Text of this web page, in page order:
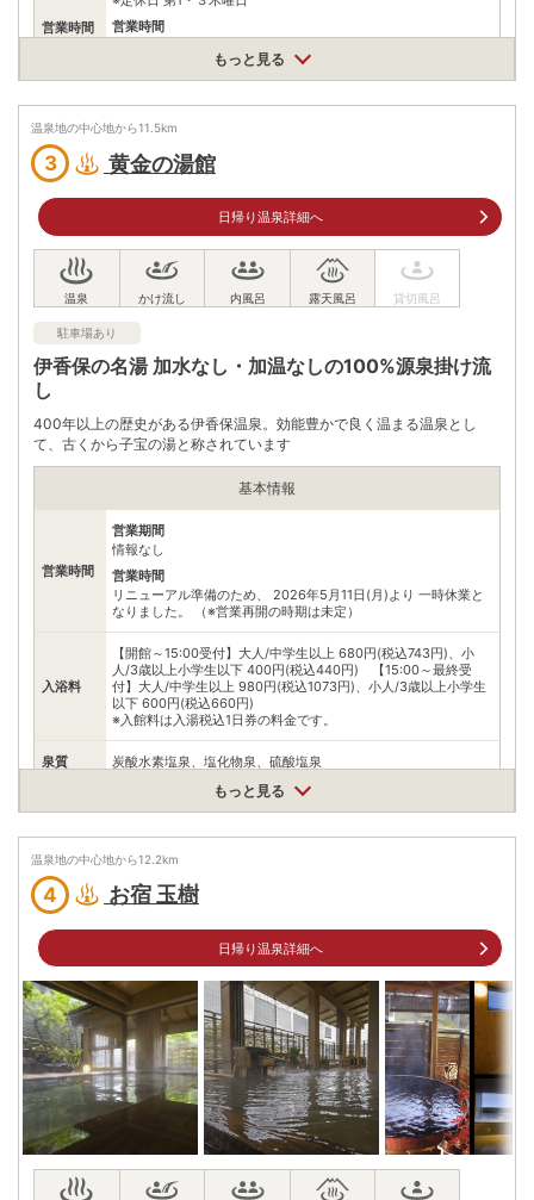
営業時間
営業時間
入浴料
大人（中学生以上） 450円 小人（小学生以下） 200円
※1歳児未満のお子様はご入浴できません。
アクセス
住所
群馬県渋川市伊香保町581
車
関越道渋川・伊香保ICから伊香保温泉方面へ約30分
JR渋川駅より路線バス「伊香保温泉行き」約25分
バス停からは徒歩で約15分
駐車場
※市営河鹿橋駐車場
電話番号 0279722488
※ 掲載情報は変更になる場合があります。最新の内容はご利用前にご自身でお
問合せください。
※ 料金情報は税込・税抜表記が混ざっております。正しい金額はご利用前にご
自身でお問合せください。
もっと見る
温泉地の中心地から11.5km
3 黄金の湯館
日帰り温泉詳細へ
駐車場あり
伊香保の名湯 加水なし・加温なしの100%源泉掛け流
し
400年以上の歴史がある伊香保温泉。効能豊かで良く温まる温泉とし
て、古くから子宝の湯と称されています
基本情報
営業時間
営業期間
情報なし
営業時間
リニューアル準備のため、 2026年5月11日(月)より 一時休業と
なりました。 （※営業再開の時期は未定）
入浴料
【開館～15:00受付】大人/中学生以上 680円(税込743円)、小
人/3歳以上小学生以下 400円(税込440円) 【15:00～最終受
付】大人/中学生以上 980円(税込1073円)、小人/3歳以上小学生
以下 600円(税込660円)
※入館料は入湯税込1日券の料金です。
泉質 炭酸水素塩泉、塩化物泉、硫酸塩泉
公共交通機関
駐車場
無料（250台）
※屋外駐車場
電話番号 0279304100
※ 掲載情報は変更になる場合があります。最新の内容はご利用前にご自身でお
問合せください。
※ 料金情報は税込・税抜表記が混ざっております。正しい金額はご利用前にご
自身でお問合せください。
もっと見る
温泉地の中心地から12.2km
4 お宿 玉樹
日帰り温泉詳細へ